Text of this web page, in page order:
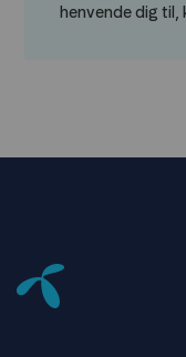
henvende dig til,